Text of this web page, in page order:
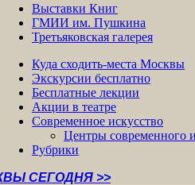
Выставки Книг
ГМИИ им. Пушкина
Третьяковская галерея
Куда сходить-места Москвы
Экскурсии бесплатно
Бесплатные лекции
Акции в театре
Современное искусство
Центры современного
Рубрики
>>